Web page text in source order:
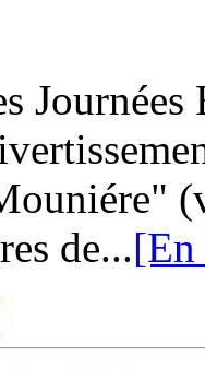
de...[En